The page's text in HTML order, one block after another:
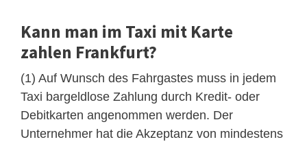
Kann man im Taxi mit Karte
zahlen Frankfurt?
(1) Auf Wunsch des Fahrgastes muss in jedem
Taxi bargeldlose Zahlung durch Kredit- oder
Debitkarten angenommen werden. Der
Unternehmer hat die Akzeptanz von mindestens